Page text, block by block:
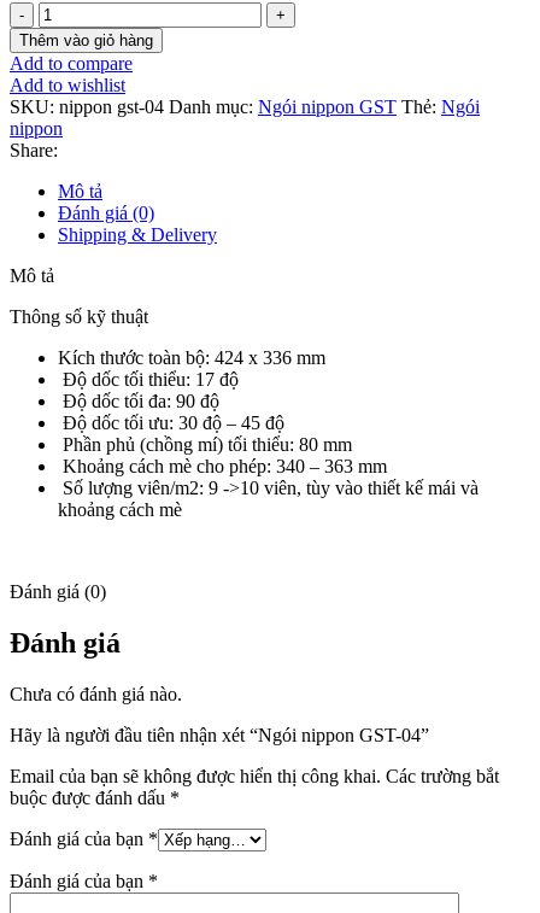
Ngói
nippon
GST-
04
số
lượng
Thêm vào giỏ hàng
Add to compare
Add to wishlist
SKU: nippon gst-04 Danh mục: Ngói nippon GST Thẻ: Ngói
nippon
Share:
Mô tả
Đánh giá (0)
Shipping & Delivery
Mô tả
Thông số kỹ thuật
Kích thước toàn bộ: 424 x 336 mm
Độ dốc tối thiểu: 17 độ
Độ dốc tối đa: 90 độ
Độ dốc tối ưu: 30 độ – 45 độ
Phần phủ (chồng mí) tối thiểu: 80 mm
Khoảng cách mè cho phép: 340 – 363 mm
Số lượng viên/m2: 9 ->10 viên, tùy vào thiết kế mái và
khoảng cách mè
Đánh giá (0)
Đánh giá
Chưa có đánh giá nào.
Hãy là người đầu tiên nhận xét “Ngói nippon GST-04”
Email của bạn sẽ không được hiển thị công khai. Các trường bắt
buộc được đánh dấu *
Đánh giá của bạn *
Đánh giá của bạn *